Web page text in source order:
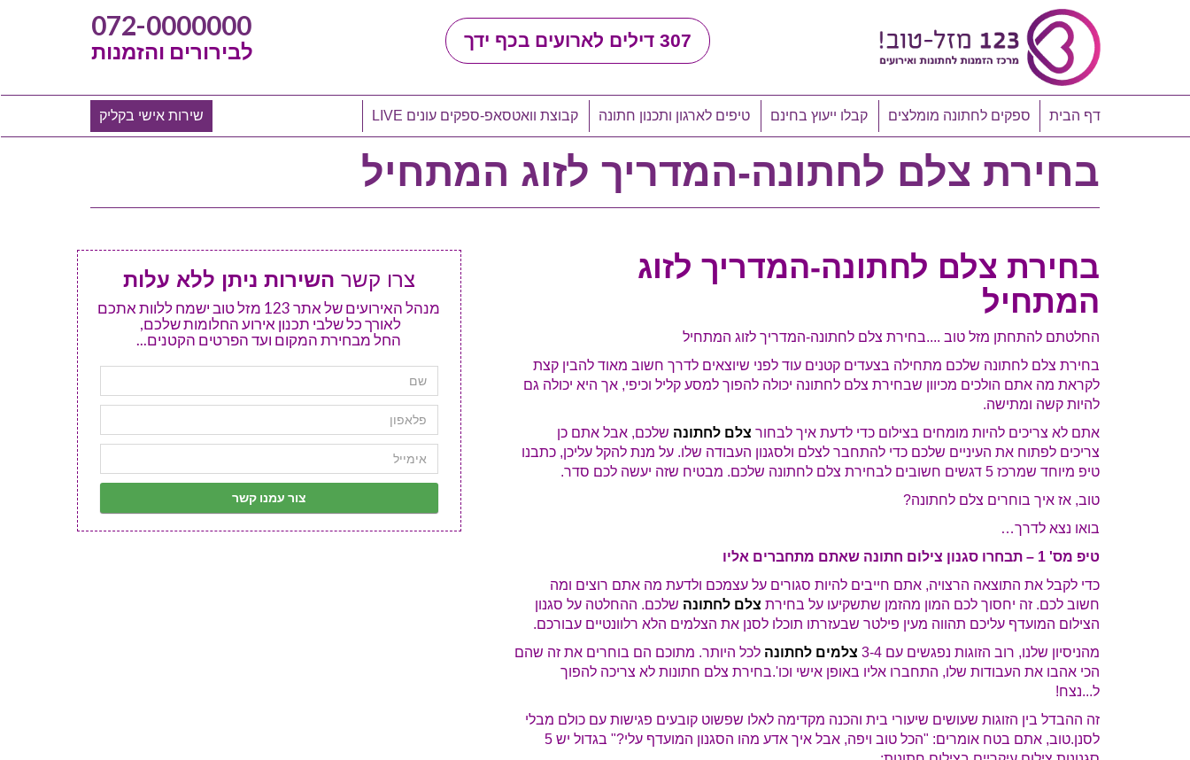
307 דילים לארועים בכף ידך 072-0000000
לבירורים והזמנות
דף הבית ספקים לחתונה מומלצים קבלו ייעוץ בחינם טיפים לארגון ותכנון חתונה קבוצת וואטסאפ-ספקים עונים LIVE שירות אישי בקליק
בחירת צלם לחתונה-המדריך לזוג המתחיל
בחירת צלם לחתונה-המדריך לזוג
המתחיל
החלטתם להתחתן מזל טוב ....בחירת צלם לחתונה-המדריך לזוג המתחיל
בחירת צלם לחתונה שלכם מתחילה בצעדים קטנים עוד לפני שיוצאים לדרך חשוב מאוד להבין קצת
לקראת מה אתם הולכים מכיוון שבחירת צלם לחתונה יכולה להפוך למסע קליל וכיפי, אך היא יכולה גם
להיות קשה ומתישה.
אתם לא צריכים להיות מומחים בצילום כדי לדעת איך לבחור צלם לחתונה שלכם, אבל אתם כן
צריכים לפתוח את העיניים שלכם כדי להתחבר לצלם ולסגנון העבודה שלו. על מנת להקל עליכן, כתבנו
טיפ מיוחד שמרכז 5 דגשים חשובים לבחירת צלם לחתונה שלכם. מבטיח שזה יעשה לכם סדר.
טוב, אז איך בוחרים צלם לחתונה?
בואו נצא לדרך…
טיפ מס' 1 – תבחרו סגנון צילום חתונה שאתם מתחברים אליו
כדי לקבל את התוצאה הרצויה, אתם חייבים להיות סגורים על עצמכם ולדעת מה אתם רוצים ומה
חשוב לכם. זה יחסוך לכם המון מהזמן שתשקיעו על בחירת צלם לחתונה שלכם. ההחלטה על סגנון
הצילום המועדף עליכם תהווה מעין פילטר שבעזרתו תוכלו לסנן את הצלמים הלא רלוונטיים עבורכם.
מהניסיון שלנו, רוב הזוגות נפגשים עם 3-4
צלמים לחתונה לכל היותר. מתוכם הם בוחרים את זה שהם
הכי אהבו את העבודות שלו, התחברו אליו באופן אישי וכו'.בחירת צלם חתונות לא צריכה להפוך
ל...נצח!
זה ההבדל בין הזוגות שעושים שיעורי בית והכנה מקדימה לאלו שפשוט קובעים פגישות עם כולם מבלי
לסנן.טוב, אתם בטח אומרים: "הכל טוב ויפה, אבל איך אדע מהו הסגנון המועדף עלי?"
בגדול יש 5
צרו קשר השירות ניתן ללא עלות
מנהל האירועים של אתר 123 מזל טוב ישמח ללוות אתכם
לאורך כל שלבי תכנון אירוע החלומות שלכם,
החל מבחירת המקום ועד הפרטים הקטנים...